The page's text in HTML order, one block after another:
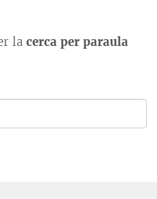
la cerca per paraula